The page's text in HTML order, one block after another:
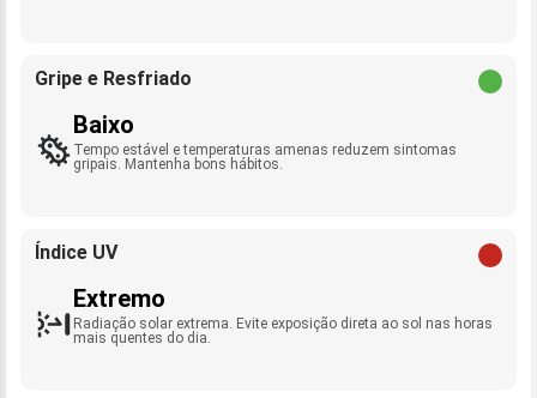
Gripe e Resfriado
Baixo
Tempo estável e temperaturas amenas reduzem sintomas
gripais. Mantenha bons hábitos.
Índice UV
Extremo
Radiação solar extrema. Evite exposição direta ao sol nas horas
mais quentes do dia.